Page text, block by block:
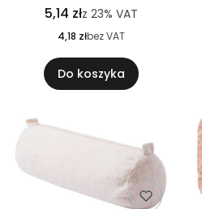
5,14 złz 23% VAT
4,18 złbez VAT
Do koszyka